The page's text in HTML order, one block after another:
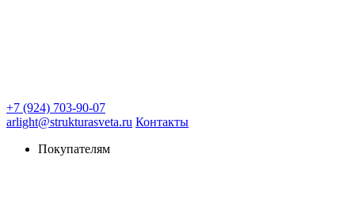
+7 (924) 703-90-07
arlight@strukturasveta.ru Контакты
Покупателям